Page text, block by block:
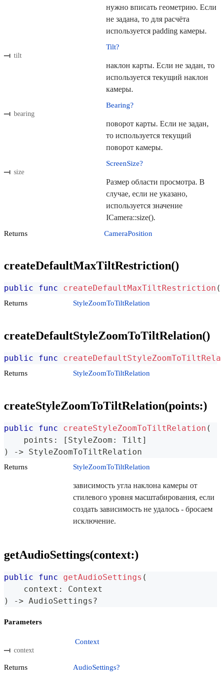
нужно вписать геометрию. Если
не задана, то для расчёта
используется padding камеры.
tilt
Tilt?
наклон карты. Если не задан, то
используется текущий наклон
камеры.
bearing
Bearing?
поворот карты. Если не задан,
то используется текущий
поворот камеры.
size
ScreenSize?
Размер области просмотра. В
случае, если не указано,
используется значение
ICamera::size().
Returns CameraPosition
createDefaultMaxTiltRestriction()
public func createDefaultMaxTiltRestriction (
Returns StyleZoomToTiltRelation
createDefaultStyleZoomToTiltRelation()
public func
Returns StyleZoomToTiltRelation
createStyleZoomToTiltRelation(points:)
public func createStyleZoomToTiltRelation (
    points
: [ StyleZoom : Tilt ]
)
-> StyleZoomToTiltRelation
Returns StyleZoomToTiltRelation
зависимость угла наклона камеры от
стилевого уровня масштабирования, если
создать зависимость не удалось - бросаем
исключение.
getAudioSettings(context:)
public func getAudioSettings (
    context
:
Context
)
-> AudioSettings ?
Parameters
context
Context
Returns AudioSettings?